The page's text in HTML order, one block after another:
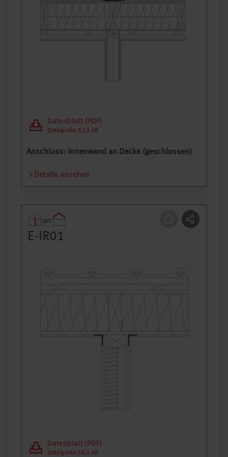
Datenblatt (PDF)
Dateigröße 82,5 kB
Anschluss: Innenwand an Decke (geschlossen)
Details ansehen
an
Regeldetail
E-IR01
Datenblatt (PDF)
Dateigröße 58,4 kB